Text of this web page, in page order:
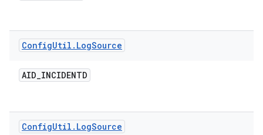
ConfigUtil . LogSource
AID_INCIDENTD
ConfigUtil . LogSource